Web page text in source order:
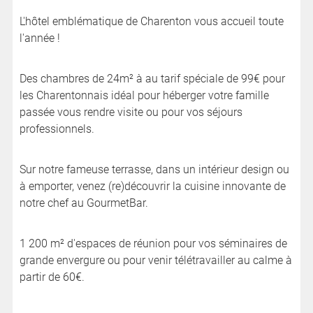
L'hôtel emblématique de Charenton vous accueil toute
l'année !
Des chambres de 24m² à au tarif spéciale de 99€ pour
les Charentonnais idéal pour héberger votre famille
passée vous rendre visite ou pour vos séjours
professionnels.
Sur notre fameuse terrasse, dans un intérieur design ou
à emporter, venez (re)découvrir la cuisine innovante de
notre chef au GourmetBar.
1 200 m² d'espaces de réunion pour vos séminaires de
grande envergure ou pour venir télétravailler au calme à
partir de 60€.